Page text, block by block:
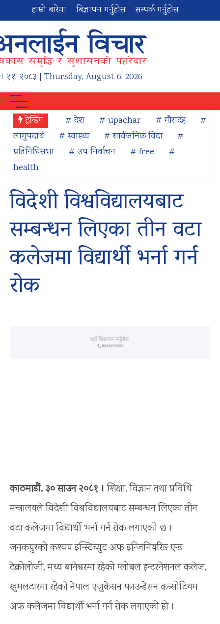
हाम्रो बारेमा बिज्ञापन गर्नुहोस सम्पर्क गर्नुहोस
२१, २०८३ | Thursday, August 6, 2026
ट्रेन्डिंग # देश # upachar # गौरादह
#
लागुपदार्थ
# स्वास्थ्य # सार्वजनिक विदा
#
प्रतिनिधिसभा
# उप निर्वाचन # free
#
health
विदेशी विश्वविद्यालयबाट
सम्बन्धन लिएका तीन वटा
कलेजमा विद्यार्थी भर्ना गर्न
रोक
काठमाडौं, ३० साउन २०८१ । शिक्षा, विज्ञान तथा प्रविधि
मन्त्रालयले विदेशी विश्वविद्यालयबाट सम्बन्धन लिएका तीन
वटा कलेजमा विद्यार्थी भर्ना गर्न रोक लगाएको छ ।
जनकपुरको कश्यप इन्स्टिच्युट अफ इन्जिनियरिङ एन्ड
टेक्नोलोजी, मध्य बानेश्वरमा रहेको ग्लोबल इन्टरनेशनल कलेज,
खुमलटारमा रहेको नेपाल एजुकेसन फाउन्डेसन कन्र्सोटियम
अफ कलेजमा विद्यार्थी भर्ना गर्न रोक लगाएको हो ।